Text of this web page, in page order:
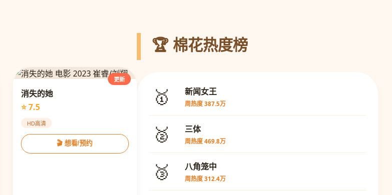
更新
消失的她
⭐ 7.5
HD高清
🎬 想看/预约
🏆 棉花热度榜
🥇 新闻女王
周热度 387.5万
🥈 三体
周热度 469.8万
🥉 八角笼中
周热度 312.4万